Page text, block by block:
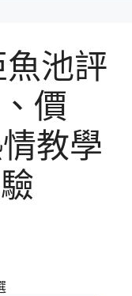
池評
價
教學